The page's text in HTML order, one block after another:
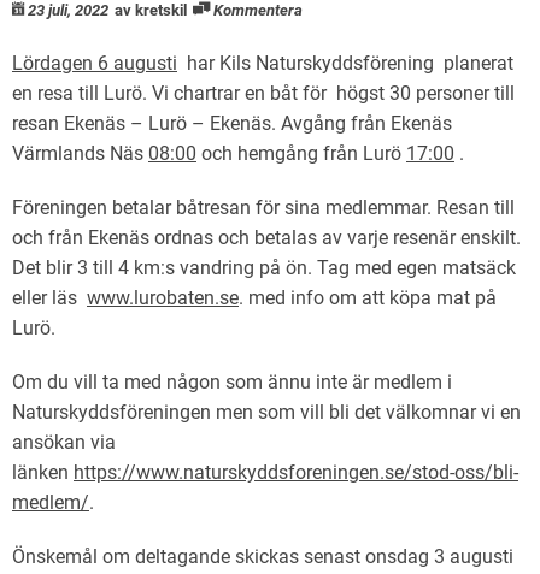
23 juli, 2022 av kretskil Kommentera
Lördagen 6 augusti har Kils Naturskyddsförening planerat
en resa till Lurö. Vi chartrar en båt för högst 30 personer till
resan Ekenäs – Lurö – Ekenäs. Avgång från Ekenäs
Värmlands Näs 08:00 och hemgång från Lurö 17:00 .
Föreningen betalar båtresan för sina medlemmar. Resan till
och från Ekenäs ordnas och betalas av varje resenär enskilt.
Det blir 3 till 4 km:s vandring på ön. Tag med egen matsäck
eller läs www.lurobaten.se. med info om att köpa mat på
Lurö.
Om du vill ta med någon som ännu inte är medlem i
Naturskyddsföreningen men som vill bli det välkomnar vi en
ansökan via
länken https://www.naturskyddsforeningen.se/stod-oss/bli-
medlem/.
Önskemål om deltagande skickas senast onsdag 3 augusti